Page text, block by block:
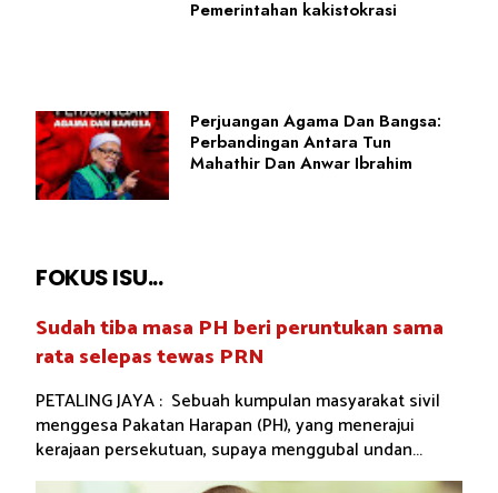
Pemerintahan kakistokrasi
Perjuangan Agama Dan Bangsa:
Perbandingan Antara Tun
Mahathir Dan Anwar Ibrahim
FOKUS ISU...
Sudah tiba masa PH beri peruntukan sama
rata selepas tewas PRN
PETALING JAYA : Sebuah kumpulan masyarakat sivil
menggesa Pakatan Harapan (PH), yang menerajui
kerajaan persekutuan, supaya menggubal undan...